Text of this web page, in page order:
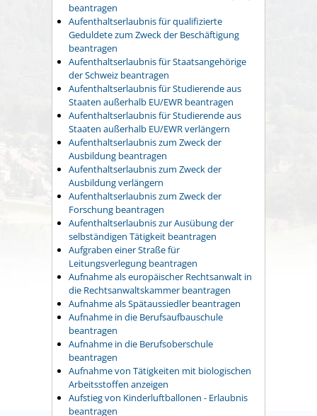
beantragen
Aufenthaltserlaubnis für qualifizierte
Geduldete zum Zweck der Beschäftigung
beantragen
Aufenthaltserlaubnis für Staatsangehörige
der Schweiz beantragen
Aufenthaltserlaubnis für Studierende aus
Staaten außerhalb EU/EWR beantragen
Aufenthaltserlaubnis für Studierende aus
Staaten außerhalb EU/EWR verlängern
Aufenthaltserlaubnis zum Zweck der
Ausbildung beantragen
Aufenthaltserlaubnis zum Zweck der
Ausbildung verlängern
Aufenthaltserlaubnis zum Zweck der
Forschung beantragen
Aufenthaltserlaubnis zur Ausübung der
selbständigen Tätigkeit beantragen
Aufgraben einer Straße für
Leitungsverlegung beantragen
Aufnahme als europäischer Rechtsanwalt in
die Rechtsanwaltskammer beantragen
Aufnahme als Spätaussiedler beantragen
Aufnahme in die Berufsaufbauschule
beantragen
Aufnahme in die Berufsoberschule
beantragen
Aufnahme von Tätigkeiten mit biologischen
Arbeitsstoffen anzeigen
Aufstieg von Kinderluftballonen - Erlaubnis
beantragen